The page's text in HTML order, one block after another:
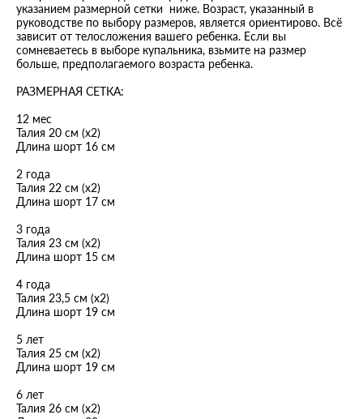
указанием размерной сетки ниже. Возраст, указанный в
руководстве по выбору размеров, является ориентирово. Всё
зависит от телосложения вашего ребенка. Если вы
сомневаетесь в выборе купальника, взьмите на размер
больше, предполагаемого возраста ребенка.
РАЗМЕРНАЯ СЕТКА:
12 мес
Талия 20 см (х2)
Длина шорт 16 см
2 года
Талия 22 см (х2)
Длина шорт 17 см
3 года
Талия 23 см (х2)
Длина шорт 15 см
4 года
Талия 23,5 см (х2)
Длина шорт 19 см
5 лет
Талия 25 см (х2)
Длина шорт 19 см
6 лет
Талия 26 см (х2)